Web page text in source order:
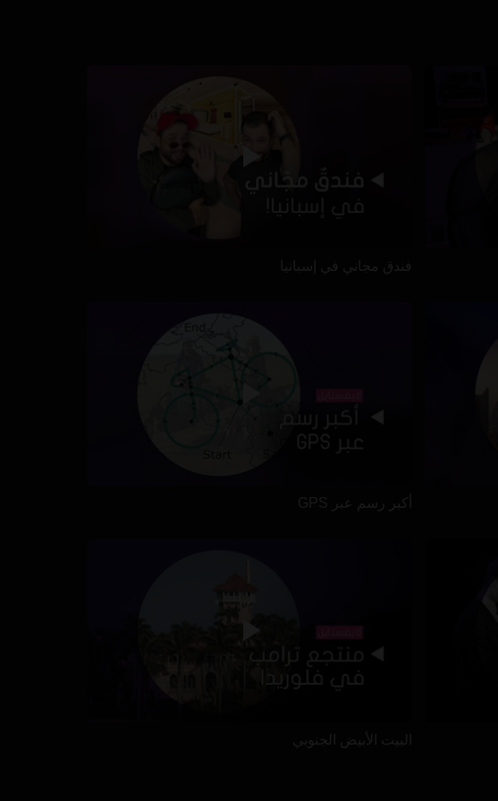
فندق مجاني في إسبانيا
أكبر رسم عبر GPS
البيت الأبيض الجنوبي